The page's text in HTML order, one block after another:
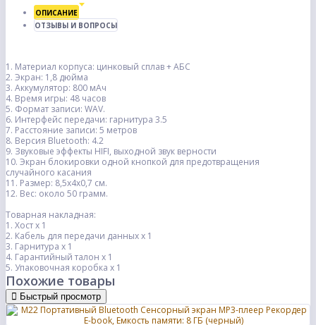
ОПИСАНИЕ
ОТЗЫВЫ И ВОПРОСЫ
1. Материал корпуса: цинковый сплав + АБС
2. Экран: 1,8 дюйма
3. Аккумулятор: 800 мАч
4. Время игры: 48 часов
5. Формат записи: WAV.
6. Интерфейс передачи: гарнитура 3.5
7. Расстояние записи: 5 метров
8. Версия Bluetooth: 4.2
9. Звуковые эффекты HIFI, выходной звук верности
10. Экран блокировки одной кнопкой для предотвращения
случайного касания
11. Размер: 8,5x4x0,7 см.
12. Вес: около 50 грамм.
Товарная накладная:
1. Хост x 1
2. Кабель для передачи данных x 1
3. Гарнитура x 1
4. Гарантийный талон x 1
5. Упаковочная коробка x 1
Похожие товары
Быстрый просмотр